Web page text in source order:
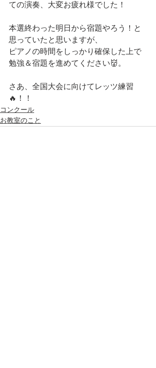
ての演奏、大変お疲れ様でした！
本選終わった明日から宿題やろう！と
思っていたと思いますが、
ピアノの時間をしっかり確保した上で
勉強＆宿題を進めてください👹。
さあ、全国大会に向けてレッツ練習
🔥！！
コンクール
お教室のこと